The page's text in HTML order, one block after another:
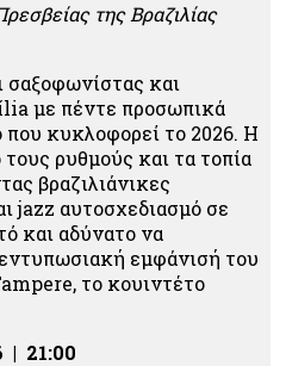
της Βραζιλίας
σαξοφωνίστας και
με πέντε προσωπικά
κυκλοφορεί το 2026. Η
ρυθμούς και τα τοπία
βραζιλιάνικες
jazz αυτοσχεδιασμό σε
και αδύνατο να
εμφάνισή του
το κουιντέτο
| 21:00